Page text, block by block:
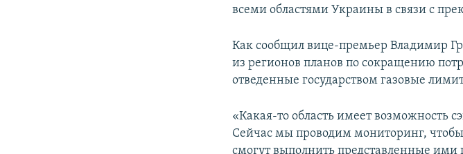
всеми областями Украины в связи с
Как сообщил вице-премьер Владимир
из регионов планов по сокращению
отведенные государством газовые
«Какая-то область имеет возможность
Сейчас мы проводим мониторинг,
смогут выполнить представленные ими